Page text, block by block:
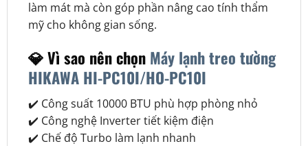
làm mát mà còn góp phần nâng cao tính thẩm
mỹ cho không gian sống.
💎 Vì sao nên chọn Máy lạnh treo tường
HIKAWA HI-PC10I/HO-PC10I
✔️ Công suất 10000 BTU phù hợp phòng nhỏ
✔️ Công nghệ Inverter tiết kiệm điện
✔️ Chế độ Turbo làm lạnh nhanh